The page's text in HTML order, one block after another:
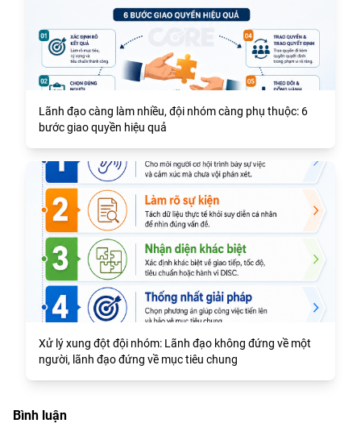
Lãnh đạo càng làm nhiều, đội nhóm càng phụ thuộc: 6
bước giao quyền hiệu quả
Xử lý xung đột đội nhóm: Lãnh đạo không đứng về một
người, lãnh đạo đứng về mục tiêu chung
Bình luận